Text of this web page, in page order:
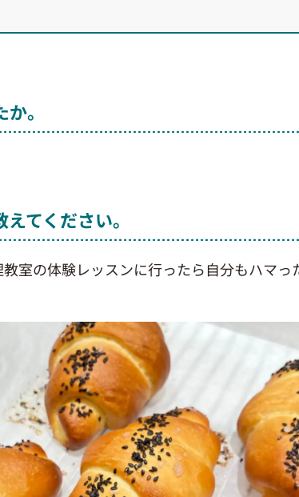
。
てください。
室の体験レッスンに行ったら自分もハマっ